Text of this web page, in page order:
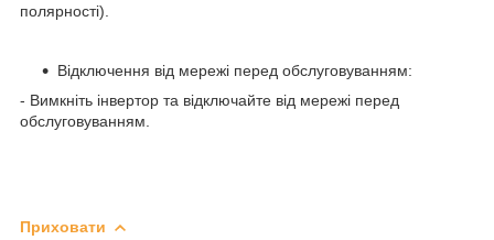
полярності).
Відключення від мережі перед обслуговуванням:
- Вимкніть інвертор та відключайте від мережі перед
обслуговуванням.
Приховати